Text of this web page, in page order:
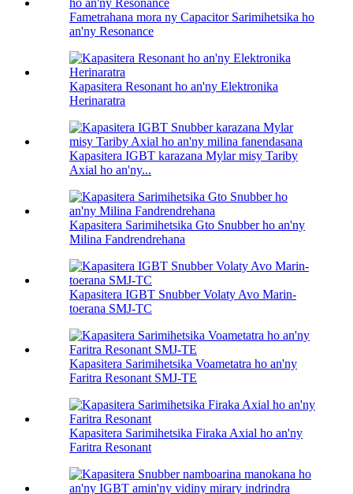
Fametrahana mora ny Capacitor Sarimihetsika ho
an'ny Resonance
Kapasitera Resonant ho an'ny Elektronika
Herinaratra
Kapasitera IGBT karazana Mylar misy Tariby
Axial ho an'ny...
Kapasitera Sarimihetsika Gto Snubber ho an'ny
Milina Fandrendrehana
Kapasitera IGBT Snubber Volaty Avo Marin-
toerana SMJ-TC
Kapasitera Sarimihetsika Voametatra ho an'ny
Faritra Resonant SMJ-TE
Kapasitera Sarimihetsika Firaka Axial ho an'ny
Faritra Resonant